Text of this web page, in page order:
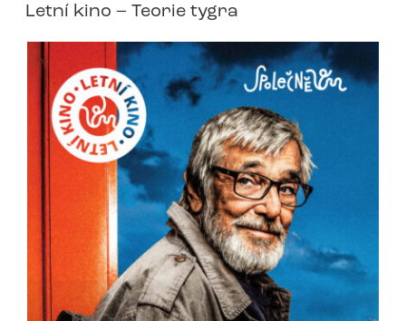
Letní kino – Teorie tygra